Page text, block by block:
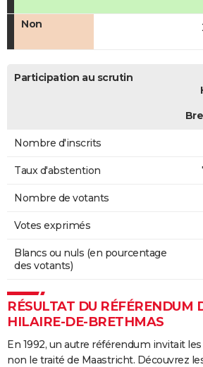
Non
Participation au scrutin
Nombre d'inscrits
Taux d'abstention
Nombre de votants
Votes exprimés
Blancs ou nuls (en pourcentage
des votants)
RÉSULTAT DU RÉFÉRENDUM
HILAIRE-DE-BRETHMAS
En 1992, un autre référendum invitait les
non le traité de Maastricht. Découvrez